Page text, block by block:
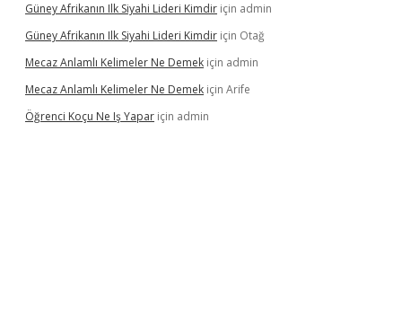
Güney Afrikanın Ilk Siyahi Lideri Kimdir için admin
Güney Afrikanın Ilk Siyahi Lideri Kimdir için Otağ
Mecaz Anlamlı Kelimeler Ne Demek için admin
Mecaz Anlamlı Kelimeler Ne Demek için Arife
Öğrenci Koçu Ne Iş Yapar için admin